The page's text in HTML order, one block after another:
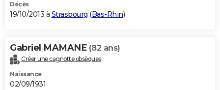
Décès
19/10/2013 à Strasbourg (Bas-Rhin)
Gabriel MAMANE (82 ans)
Créer une cagnotte obsèques
Naissance
02/09/1931